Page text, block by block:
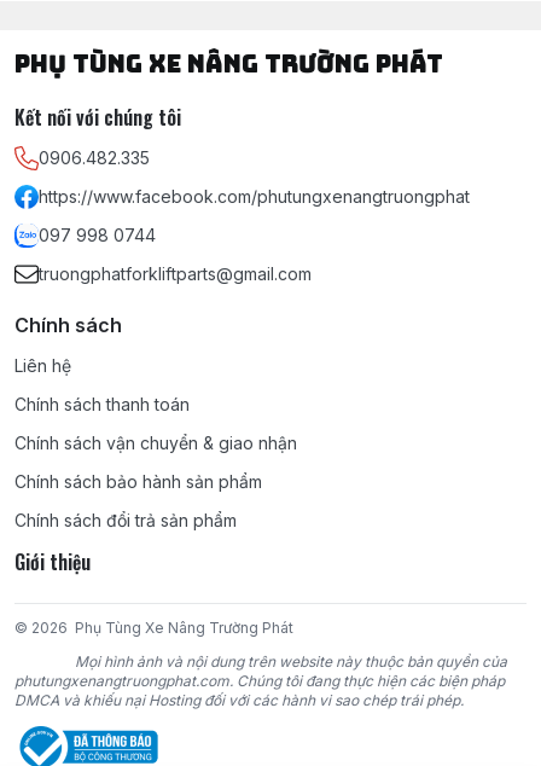
PHỤ TÙNG XE NÂNG TRƯỜNG PHÁT
Kết nối với chúng tôi
0906.482.335
https://www.facebook.com/phutungxenangtruongphat
097 998 0744
truongphatforkliftparts@gmail.com
Chính sách
Liên hệ
Chính sách thanh toán
Chính sách vận chuyển & giao nhận
Chính sách bảo hành sản phẩm
Chính sách đổi trả sản phẩm
Giới thiệu
© 2026 Phụ Tùng Xe Nâng Trường Phát
Mọi hình ảnh và nội dung trên website này thuộc bản quyền của
phutungxenangtruongphat.com. Chúng tôi đang thực hiện các biện pháp
DMCA và khiếu nại Hosting đối với các hành vi sao chép trái phép.